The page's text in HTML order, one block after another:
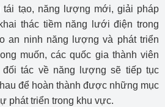
tạo, năng lượng mới, giải pháp
thác tiềm năng lưới điện trong
an ninh năng lượng và phát triển
muốn, các quốc gia thành viên
tác về năng lượng sẽ tiếp tục
để hoàn thành được những mục
phát triển trong khu vực.